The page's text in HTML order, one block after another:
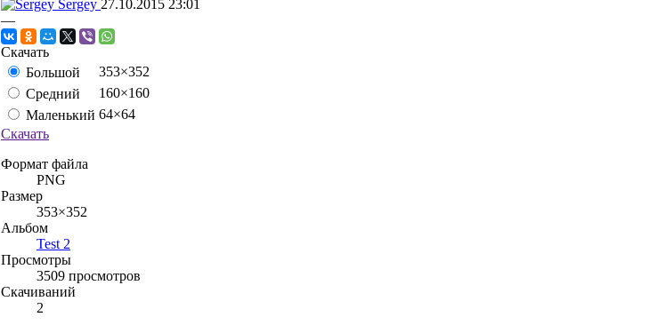
Sergey 27.10.2015 23:01
—
Скачать
Большой
353×352
Средний
160×160
Маленький 64×64
Скачать
Формат файла
PNG
Размер
353×352
Альбом
Test 2
Просмотры
3509 просмотров
Скачиваний
2